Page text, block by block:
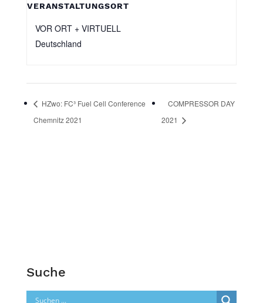
VERANSTALTUNGSORT
VOR ORT + VIRTUELL
Deutschland
HZwo: FC³ Fuel Cell Conference
Chemnitz 2021
COMPRESSOR DAY
2021
Suche